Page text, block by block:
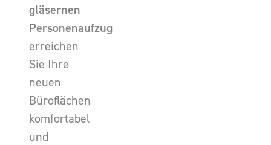
gläsernen
Personenaufzug
erreichen
Sie Ihre
neuen
Büroflächen
komfortabel
und